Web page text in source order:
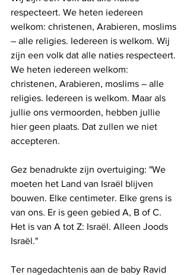
respecteert. We heten iedereen
welkom: christenen, Arabieren, moslims
– alle religies. Iedereen is welkom. Wij
zijn een volk dat alle naties respecteert.
We heten iedereen welkom:
christenen, Arabieren, moslims – alle
religies. Iedereen is welkom. Maar als
jullie ons vermoorden, hebben jullie
hier geen plaats. Dat zullen we niet
accepteren.
Gez benadrukte zijn overtuiging: "We
moeten het Land van Israël blijven
bouwen. Elke centimeter. Elke grens is
van ons. Er is geen gebied A, B of C.
Het is van A tot Z: Israël. Alleen Joods
Israël."
Ter nagedachtenis aan de baby Ravid